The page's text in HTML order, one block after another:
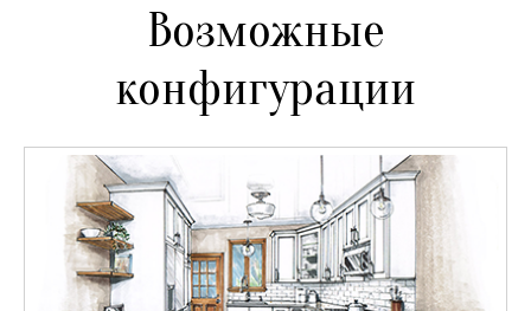
Возможные
конфигурации